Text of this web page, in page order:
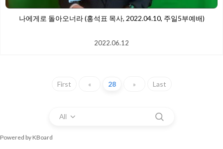
​나에게로 돌아오너라 (홍석표 목사, 2022.04.10, 주일5부예배)
2022.06.12
First « 28 » Last
All
Powered by KBoard